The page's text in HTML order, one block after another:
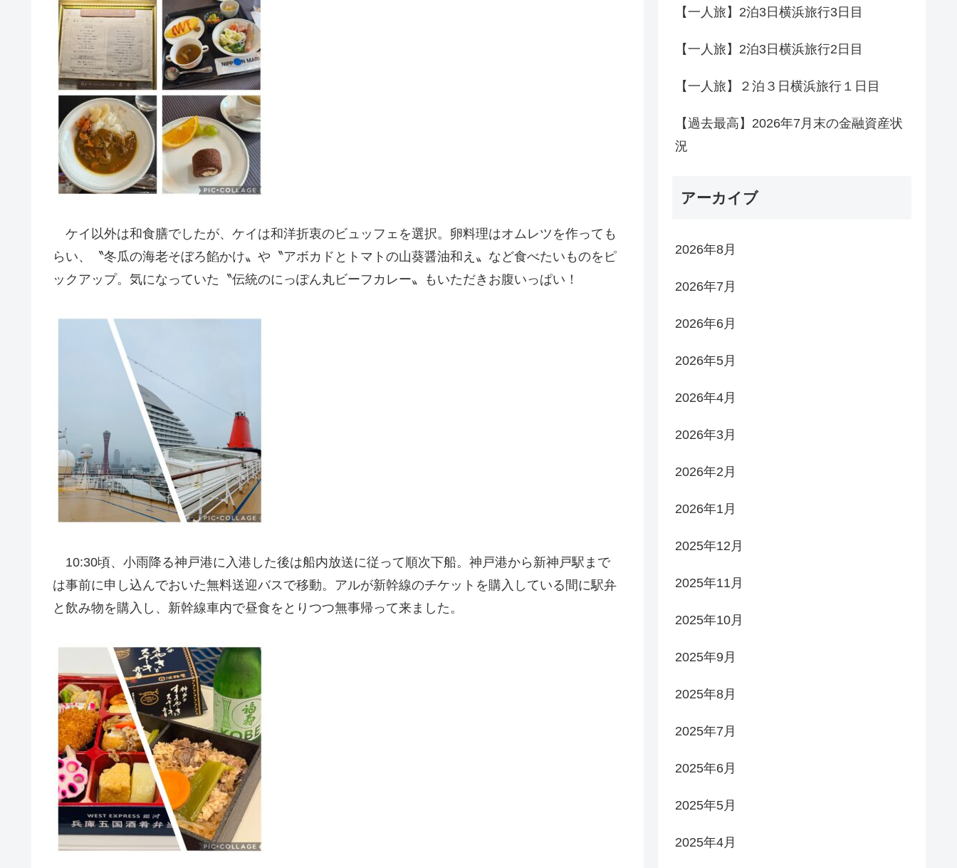
ケイ以外は和食膳でしたが、ケイは和洋折衷のビュッフェを選択。卵料理はオムレツを作っても
らい、〝冬瓜の海老そぼろ餡かけ〟や〝アボカドとトマトの山葵醤油和え〟など食べたいものをピ
ックアップ。気になっていた〝伝統のにっぽん丸ビーフカレー〟もいただきお腹いっぱい！
10:30頃、小雨降る神戸港に入港した後は船内放送に従って順次下船。神戸港から新神戸駅まで
は事前に申し込んでおいた無料送迎バスで移動。アルが新幹線のチケットを購入している間に駅弁
と飲み物を購入し、新幹線車内で昼食をとりつつ無事帰って来ました。
【一人旅】2泊3日横浜旅行3日目
【一人旅】2泊3日横浜旅行2日目
【一人旅】２泊３日横浜旅行１日目
【過去最高】2026年7月末の金融資産状
況
アーカイブ
2026年8月
2026年7月
2026年6月
2026年5月
2026年4月
2026年3月
2026年2月
2026年1月
2025年12月
2025年11月
2025年10月
2025年9月
2025年8月
2025年7月
2025年6月
2025年5月
2025年4月